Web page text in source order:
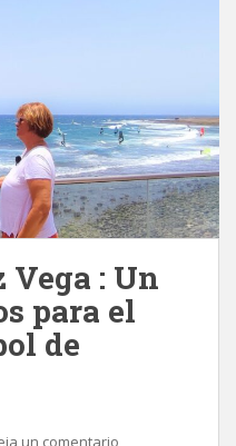
Vega : Un
para el
de
un comentario